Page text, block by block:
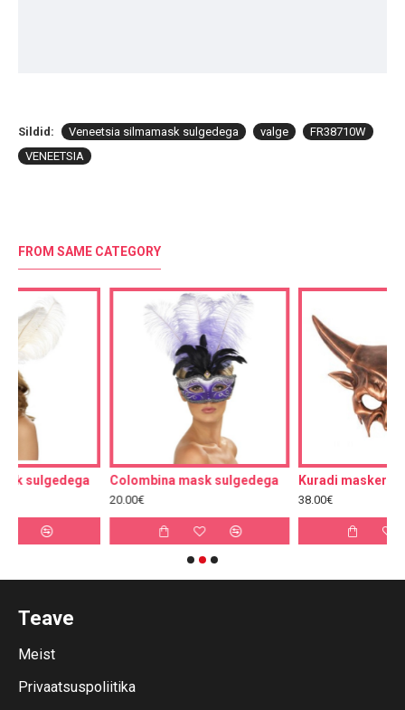
Sildid: Veneetsia silmamask sulgedega valge
FR38710W
VENEETSIA
FROM SAME CATEGORY
Colombina mask sulgedega Kuradi maskeraadimask
Teave
Meist
Privaatsuspoliitika